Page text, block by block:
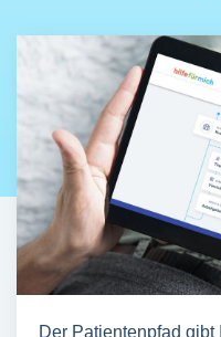
Der Patientenpfad